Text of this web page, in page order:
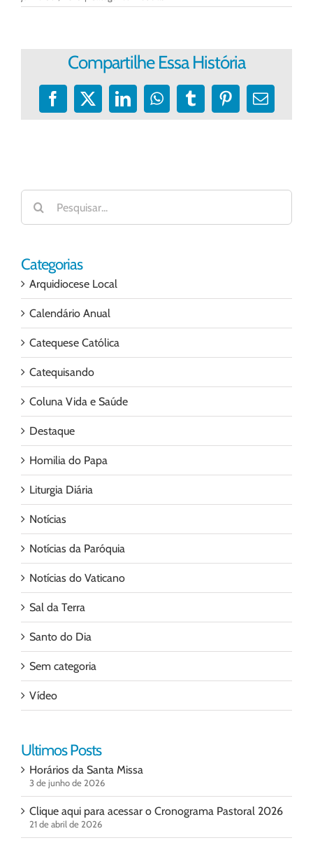
Compartilhe Essa História
Facebook
X LinkedInWhatsApp
TumblrPinterest
E-
Buscar
resultados
para:
Categorias
Arquidiocese Local
Calendário Anual
Catequese Católica
Catequisando
Coluna Vida e Saúde
Destaque
Homilia do Papa
Liturgia Diária
Notícias
Notícias da Paróquia
Notícias do Vaticano
Sal da Terra
Santo do Dia
Sem categoria
Vídeo
Ultimos Posts
Horários da Santa Missa
3 de junho de 2026
Clique aqui para acessar o Cronograma Pastoral 2026
21 de abril de 2026